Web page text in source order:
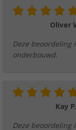
Oliver
Deze beoordeling
onderbouwd.
Kay P.
Deze beoordeling